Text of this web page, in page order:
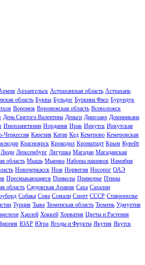
Архангельск Астраханская область Астрахань
область Буквы Бульдог Буркина Фасо Бурундук
Воронеж Воронежская область Всеволожск
День Святого Валентина Деньги Динозавр Доминикана
Инопланетянин Иордания Ирак Иркутск Иркутская
Черкессия Карелия Катар Кед Кемерово Кемеровская
Красноярск Крокодил Кронштадт Крым Кувейт
Люди Люксембург Лягушка Магадан Магаданская
область Мышь Мьянма Наборы нашивок Намибия
Новочеркасск Нож Норвегия Носорог ОАЭ
Пресмыкающиеся Приколы Приморье Птицы
область Саудовская Аравия Саха Сахалин
Собака Сова Сомали Спорт СССР Ставрополье
Турция Тыва Тюменская область Тюмень Удмуртия
Харлей Хоккей Хорватия Цветы и Растения
ЮАР Югра Ягоды и Фрукты Якутия Якутск